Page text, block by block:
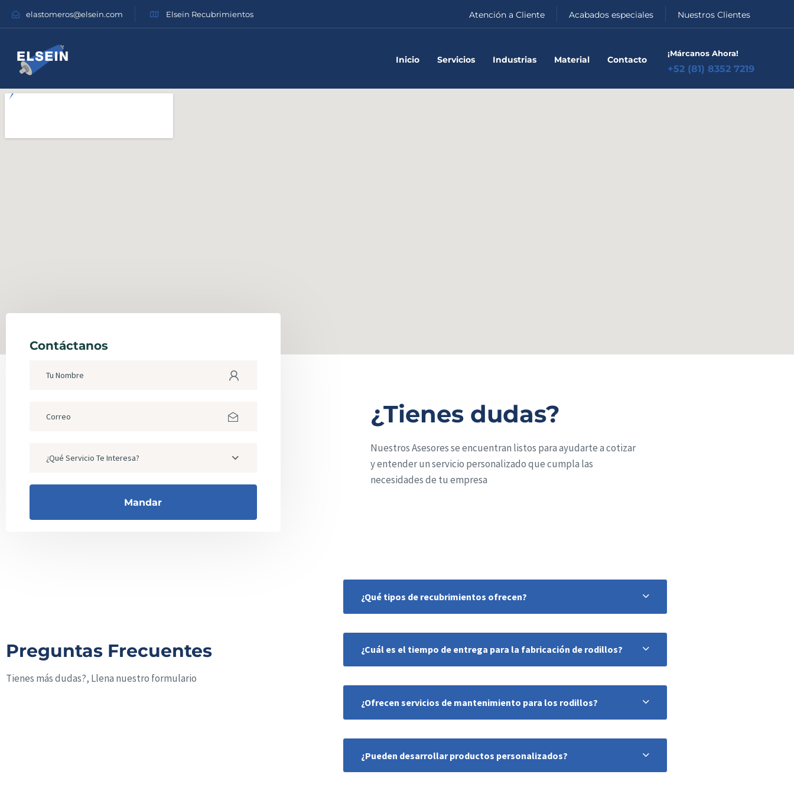
elastomeros@elsein.com Elsein Recubrimientos Atención a Cliente Acabados especiales Nuestros Clientes
Inicio Servicios Industrias Material Contacto
¡Márcanos Ahora!
+52 (81) 8352 7219
Contáctanos
¿Qué Servicio Te Interesa?
¿Tienes dudas?
Nuestros Asesores se encuentran listos para ayudarte a cotizar
y entender un servicio personalizado que cumpla las
necesidades de tu empresa
Preguntas Frecuentes
Tienes más dudas?, Llena nuestro formulario
¿Qué tipos de recubrimientos ofrecen?
¿Cuál es el tiempo de entrega para la fabricación de rodillos?
¿Ofrecen servicios de mantenimiento para los rodillos?
¿Pueden desarrollar productos personalizados?